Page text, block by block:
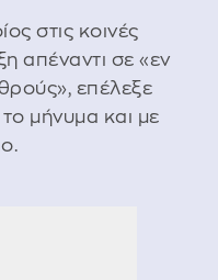
στις κοινές
απέναντι σε «εν
επέλεξε
μήνυμα και με